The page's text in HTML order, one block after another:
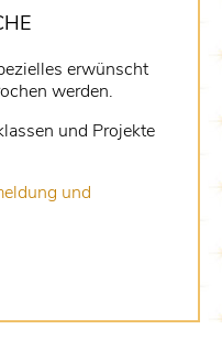
erwünscht
werden.
und Projekte
und